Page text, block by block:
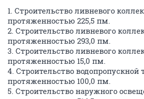
1. Строительство ливневого
протяженностью 225,5 пм.
2. Строительство ливневого
протяженностью 293,0 пм.
3. Строительство ливневого
протяженностью 15,0 пм.
4. Строительство
протяженностью 100,0 пм.
5. Строительство наружного